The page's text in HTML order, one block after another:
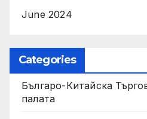
June 2024
Categories
Българо-Китайска
палaта